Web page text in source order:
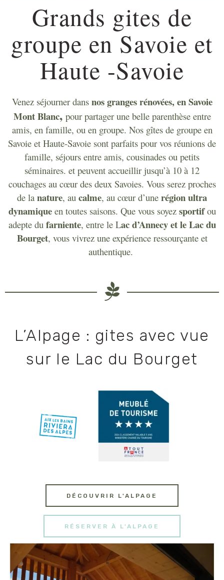
Grands gites de
groupe en Savoie et
Haute -Savoie
Venez séjourner dans nos granges rénovées, en Savoie
Mont Blanc,pour partager une belle parenthèse entre
amis, en famille, ou en groupe. Nos gîtes de groupe en
Savoie et Haute-Savoie sont parfaits pour vos réunions de
famille, séjours entre amis, cousinades ou petits
séminaires. et peuvent accueillir jusqu’à 10 à 12
couchages au cœur des deux Savoies. Vous serez proches
de la nature, au calme, au cœur d’une région ultra
dynamiqueen toutes saisons. Que vous soyez sportifou
adepte du farniente, entre le Lac d’Annecy et le Lac du
Bourget, vous vivrez une expérience ressourçante et
authentique.
L’Alpage : gites avec vue
sur le Lac du Bourget
DÉCOUVRIR L'ALPAGE
RÉSERVER À L'ALPAGE